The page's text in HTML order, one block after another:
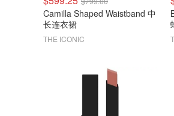
Camilla Shaped Waistband 中
长连衣裙
THE ICONIC